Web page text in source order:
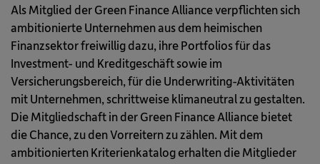
Als Mitglied der Green Finance Alliance verpflichten sich
ambitionierte Unternehmen aus dem heimischen
Finanzsektor freiwillig dazu, ihre Portfolios für das
Investment- und Kreditgeschäft sowie im
Versicherungsbereich, für die Underwriting-Aktivitäten
mit Unternehmen, schrittweise klimaneutral zu gestalten.
Die Mitgliedschaft in der Green Finance Alliance bietet
die Chance, zu den Vorreitern zu zählen. Mit dem
ambitionierten Kriterienkatalog erhalten die Mitglieder